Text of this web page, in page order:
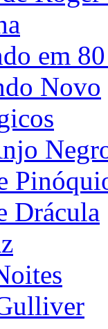
em
Novo
Drácula